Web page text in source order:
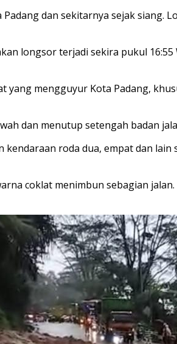
dan sekitarnya sejak siang.
longsor terjadi sekira pukul
mengguyur Kota Padang,
dan menutup setengah badan
roda dua, empat dan
coklat menimbun sebagian